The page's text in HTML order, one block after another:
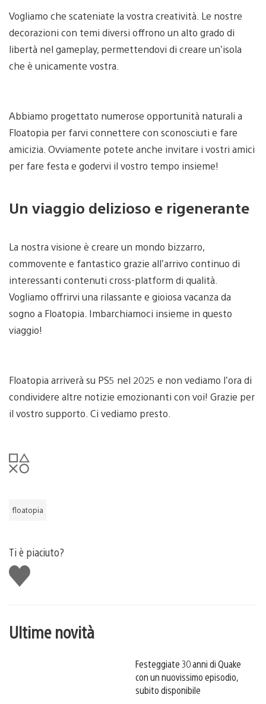
Vogliamo che scateniate la vostra creatività. Le nostre
decorazioni con temi diversi offrono un alto grado di
libertà nel gameplay, permettendovi di creare un’isola
che è unicamente vostra.
Abbiamo progettato numerose opportunità naturali a
Floatopia per farvi connettere con sconosciuti e fare
amicizia. Ovviamente potete anche invitare i vostri amici
per fare festa e godervi il vostro tempo insieme!
Un viaggio delizioso e rigenerante
La nostra visione è creare un mondo bizzarro,
commovente e fantastico grazie all’arrivo continuo di
interessanti contenuti cross-platform di qualità.
Vogliamo offrirvi una rilassante e gioiosa vacanza da
sogno a Floatopia. Imbarchiamoci insieme in questo
viaggio!
Floatopia arriverà su PS5 nel 2025 e non vediamo l’ora di
condividere altre notizie emozionanti con voi! Grazie per
il vostro supporto. Ci vediamo presto.
floatopia
Ti è piaciuto?
Mi
piace
Ultime novità
Festeggiate 30 anni di Quake
con un nuovissimo episodio,
subito disponibile